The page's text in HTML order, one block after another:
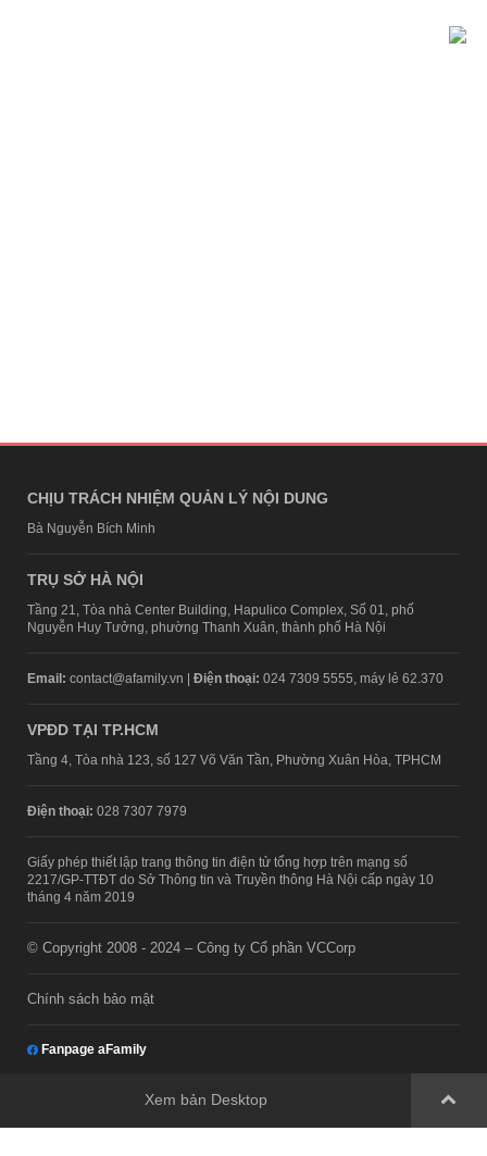
CHỊU TRÁCH NHIỆM QUẢN LÝ NỘI DUNG
Bà Nguyễn Bích Minh
TRỤ SỞ HÀ NỘI
Tầng 21, Tòa nhà Center Building, Hapulico Complex, Số 01, phố
Nguyễn Huy Tưởng, phường Thanh Xuân, thành phố Hà Nội
Email: contact@afamily.vn | Điện thoại: 024 7309 5555, máy lẻ 62.370
VPĐD TẠI TP.HCM
Tầng 4, Tòa nhà 123, số 127 Võ Văn Tần, Phường Xuân Hòa, TPHCM
Điện thoại: 028 7307 7979
Giấy phép thiết lập trang thông tin điện tử tổng hợp trên mạng số
2217/GP-TTĐT do Sở Thông tin và Truyền thông Hà Nội cấp ngày 10
tháng 4 năm 2019
© Copyright 2008 - 2024 – Công ty Cổ phần VCCorp
Chính sách bảo mật
Fanpage aFamily
Xem bản Desktop